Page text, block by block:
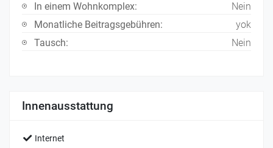
In einem Wohnkomplex:
Nein
Monatliche Beitragsgebühren:
yok
Tausch:
Nein
Innenausstattung
Internet